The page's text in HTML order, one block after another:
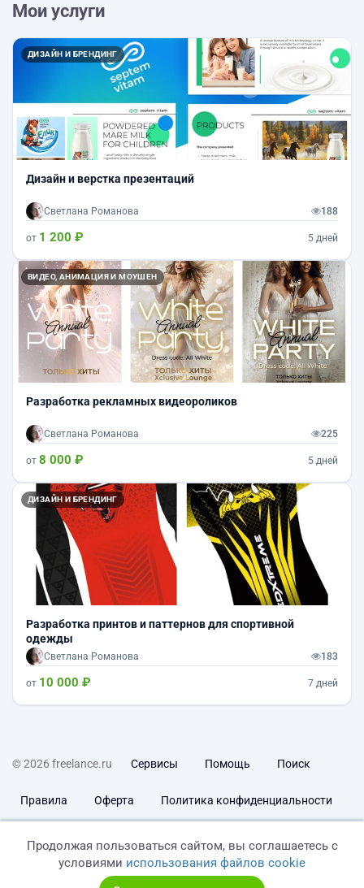
Мои услуги
ДИЗАЙН И БРЕНДИНГ
Дизайн и верстка презентаций
Светлана Романова 188
от 1 200 ₽ 5 дней
ВИДЕО, АНИМАЦИЯ И МОУШЕН
Разработка рекламных видеороликов
Светлана Романова 225
от 8 000 ₽ 5 дней
ДИЗАЙН И БРЕНДИНГ
Разработка принтов и паттернов для спортивной
одежды
Светлана Романова 183
от 10 000 ₽ 7 дней
© 2026 freelance.ru Сервисы Помощь Поиск
Правила Оферта Политика конфиденциальности
Продолжая пользоваться сайтом, вы соглашаетесь с
условиями использования файлов cookie